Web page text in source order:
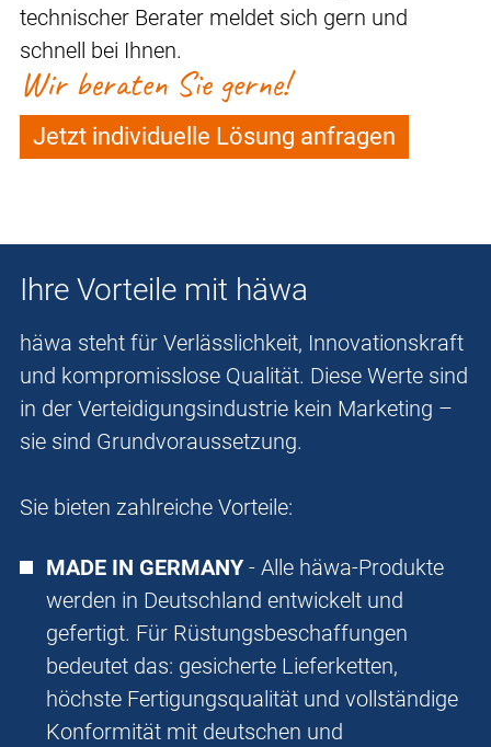
technischer Berater meldet sich gern und
schnell bei Ihnen.
Wir beraten Sie gerne!
Jetzt individuelle Lösung anfragen
Ihre Vorteile mit häwa
häwa steht für Verlässlichkeit, Innovationskraft
und kompromisslose Qualität. Diese Werte sind
in der Verteidigungsindustrie kein Marketing –
sie sind Grundvoraussetzung.
Sie bieten zahlreiche Vorteile:
MADE IN GERMANY - Alle häwa-Produkte
werden in Deutschland entwickelt und
gefertigt. Für Rüstungsbeschaffungen
bedeutet das: gesicherte Lieferketten,
höchste Fertigungsqualität und vollständige
Konformität mit deutschen und